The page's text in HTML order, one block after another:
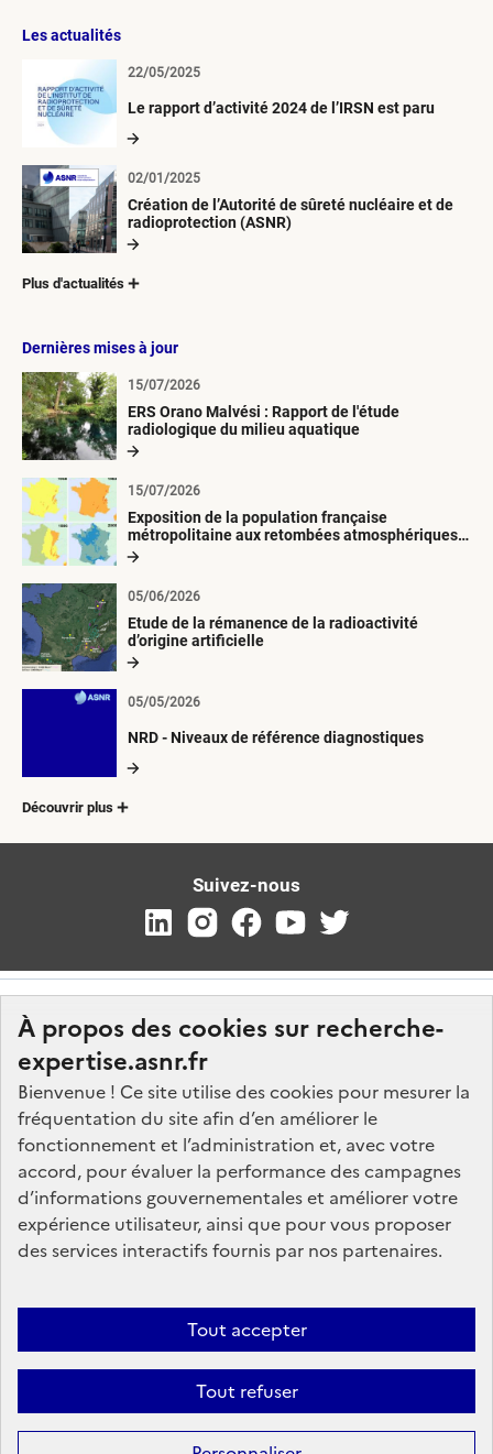
À propos des cookies sur recherche-
expertise.asnr.fr
Bienvenue ! Ce site utilise des cookies pour mesurer la
fréquentation du site afin d’en améliorer le
fonctionnement et l’administration et, avec votre
accord, pour évaluer la performance des campagnes
d’informations gouvernementales et améliorer votre
expérience utilisateur, ainsi que pour vous proposer
des services interactifs fournis par nos partenaires.
Tout accepter
Tout refuser
Les actualités
Le rapport d’activité 2024 de l’IRSN est paru
22/05/2025
Création de l’Autorité de sûreté nucléaire et de
radioprotection (ASNR)
02/01/2025
Plus d'actualités
Dernières mises à jour
ERS Orano Malvési : Rapport de l'étude
radiologique du milieu aquatique
15/07/2026
Exposition de la population française
métropolitaine aux retombées atmosphériques
radioactives depuis 1945
15/07/2026
Etude de la rémanence de la radioactivité
d’origine artificielle
05/06/2026
NRD - Niveaux de référence diagnostiques
05/05/2026
Découvrir plus
Suivez-nous
Nos marchés
Nos offres d'emploi
FAQ
Glossaire
Plan du site